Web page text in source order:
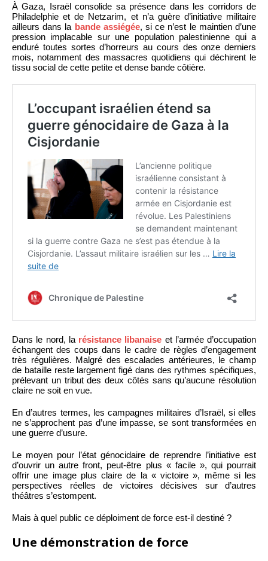
À Gaza, Israël consolide sa présence dans les corridors de
Philadelphie et de Netzarim, et n’a guère d’initiative militaire
ailleurs dans la bande assiégée, si ce n’est le maintien d’une
pression implacable sur une population palestinienne qui a
enduré toutes sortes d’horreurs au cours des onze derniers
mois, notamment des massacres quotidiens qui déchirent le
tissu social de cette petite et dense bande côtière.
Dans le nord, la résistance libanaise et l’armée d’occupation
échangent des coups dans le cadre de règles d’engagement
très régulières. Malgré des escalades antérieures, le champ
de bataille reste largement figé dans des rythmes spécifiques,
prélevant un tribut des deux côtés sans qu’aucune résolution
claire ne soit en vue.
En d’autres termes, les campagnes militaires d’Israël, si elles
ne s’approchent pas d’une impasse, se sont transformées en
une guerre d’usure.
Le moyen pour l’état génocidaire de reprendre l’initiative est
d’ouvrir un autre front, peut-être plus « facile », qui pourrait
offrir une image plus claire de la « victoire », même si les
perspectives réelles de victoires décisives sur d’autres
théâtres s’estompent.
Mais à quel public ce déploiment de force est-il destiné ?
Une démonstration de force